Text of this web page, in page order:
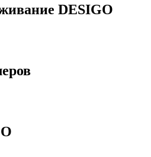
DESIGO